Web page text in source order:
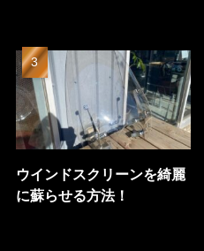
ウインドスクリーンを綺麗
に蘇らせる方法！